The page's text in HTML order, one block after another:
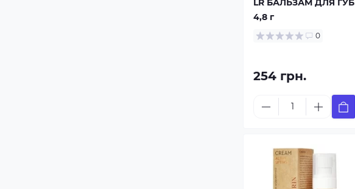
LR БАЛЬЗАМ ДЛЯ ГУБ
4,8 г
0
254 грн.